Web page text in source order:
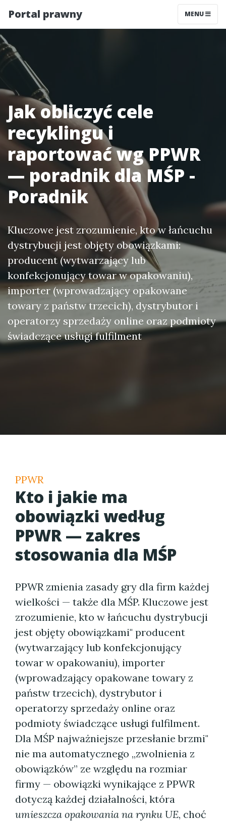
Portal prawny MENU
Jak obliczyć cele
recyklingu i
raportować wg PPWR
— poradnik dla MŚP -
Poradnik
Kluczowe jest zrozumienie, kto w łańcuchu
dystrybucji jest objęty obowiązkami:
producent (wytwarzający lub
konfekcjonujący towar w opakowaniu),
importer (wprowadzający opakowane
towary z państw trzecich), dystrybutor i
operatorzy sprzedaży online oraz podmioty
świadczące usługi fulfilment
PPWR
Kto i jakie ma
obowiązki według
PPWR — zakres
stosowania dla MŚP
PPWR zmienia zasady gry dla firm każdej
wielkości — także dla MŚP. Kluczowe jest
zrozumienie, kto w łańcuchu dystrybucji
jest objęty obowiązkami" producent
(wytwarzający lub konfekcjonujący
towar w opakowaniu), importer
(wprowadzający opakowane towary z
państw trzecich), dystrybutor i
operatorzy sprzedaży online oraz
podmioty świadczące usługi fulfilment.
Dla MŚP najważniejsze przesłanie brzmi"
nie ma automatycznego „zwolnienia z
obowiązków” ze względu na rozmiar
firmy — obowiązki wynikające z PPWR
dotyczą każdej działalności, która
umieszcza opakowania na rynku UE, choć